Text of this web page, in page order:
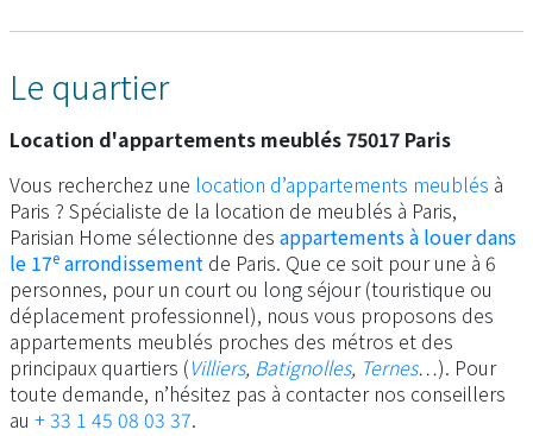
Le quartier
Location d'appartements meublés 75017 Paris
Vous recherchez une location d’appartements meublés à
Paris ? Spécialiste de la location de meublés à Paris,
Parisian Home sélectionne des appartements à louer dans
le 17e arrondissement de Paris. Que ce soit pour une à 6
personnes, pour un court ou long séjour (touristique ou
déplacement professionnel), nous vous proposons des
appartements meublés proches des métros et des
principaux quartiers (Villiers, Batignolles, Ternes…). Pour
toute demande, n’hésitez pas à contacter nos conseillers
au + 33 1 45 08 03 37.